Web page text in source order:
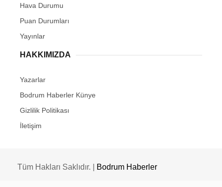
Hava Durumu
Puan Durumları
Yayınlar
HAKKIMIZDA
Yazarlar
Bodrum Haberler Künye
Gizlilik Politikası
İletişim
Tüm Hakları Saklıdır. | Bodrum Haberler